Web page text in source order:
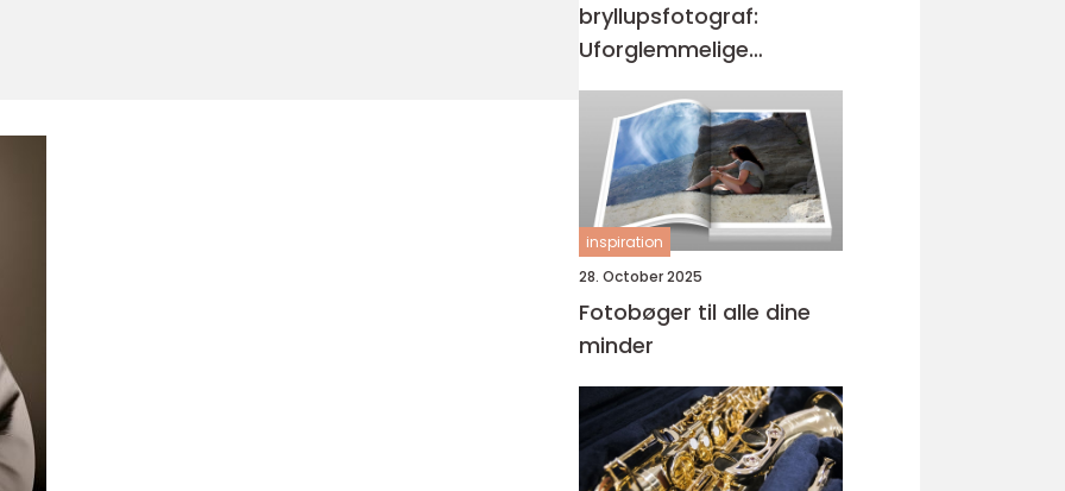
bryllupsfotograf:
Uforglemmelige
øjeblikke
inspiration
28. October 2025
Fotobøger til alle dine
minder